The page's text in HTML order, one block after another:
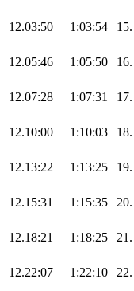
12.03:50 1:03:54 15.
12.05:46 1:05:50 16.
12.07:28 1:07:31 17.
12.10:00 1:10:03 18.
12.13:22 1:13:25 19.
12.15:31 1:15:35 20.
12.18:21 1:18:25 21.
12.22:07 1:22:10 22.